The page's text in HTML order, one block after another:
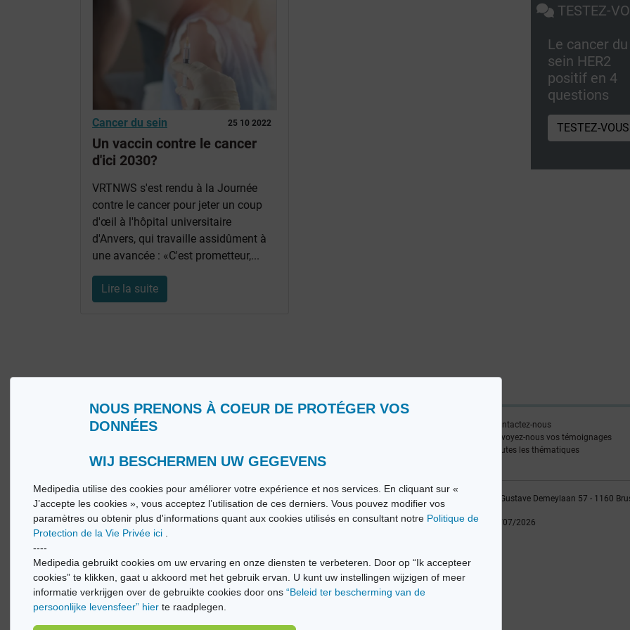
NOUS PRENONS À COEUR DE PROTÉGER VOS
DONNÉES
WIJ BESCHERMEN UW GEGEVENS
Medipedia utilise des cookies pour améliorer votre expérience et nos services. En cliquant sur «
J’accepte les cookies », vous acceptez l’utilisation de ces derniers. Vous pouvez modifier vos
paramètres ou obtenir plus d'informations quant aux cookies utilisés en consultant notre Politique de
Protection de la Vie Privée ici .
----
Medipedia gebruikt cookies om uw ervaring en onze diensten te verbeteren. Door op “Ik accepteer
cookies” te klikken, gaat u akkoord met het gebruik ervan. U kunt uw instellingen wijzigen of meer
informatie verkrijgen over de gebruikte cookies door ons“Beleid ter bescherming van de
persoonlijke levensfeer” hier te raadplegen.
25 10 2022
Cancer du sein
Un vaccin contre le cancer
d'ici 2030?
VRTNWS s'est rendu à la Journée
contre le cancer pour jeter un coup
d'œil à l'hôpital universitaire
d'Anvers, qui travaille assidûment à
une avancée : «C'est prometteur,...
Lire la suite
TESTEZ-
Le cancer du
sein HER2
positif en 4
questions
TESTEZ-VOUS
Qui sommes nous ?
Contactez-nous
Envoyez-nous vos témoignages
Toutes les thématiques
© Vivio sa, 2014-2026 - Tous droits réservés | Avenue Gustave Demeylaan 57 - 1160
Dernière mise à jour: 22/07/2026